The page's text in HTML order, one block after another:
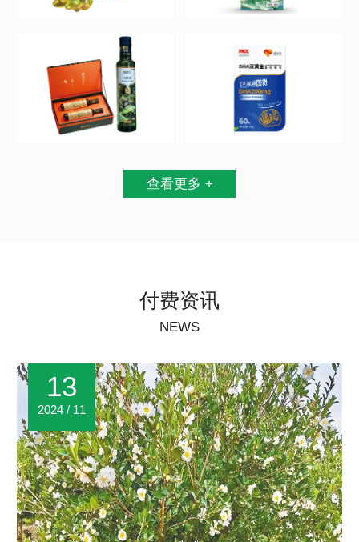
查看更多 +
付费资讯
NEWS
13
2024 / 11